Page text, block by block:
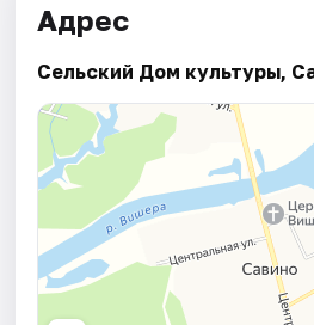
Адрес
Сельский Дом культуры,